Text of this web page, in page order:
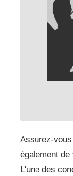
Assurez-
également de
L'une des